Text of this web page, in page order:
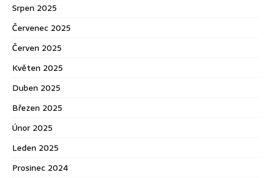
Srpen 2025
Červenec 2025
Červen 2025
Květen 2025
Duben 2025
Březen 2025
Únor 2025
Leden 2025
Prosinec 2024